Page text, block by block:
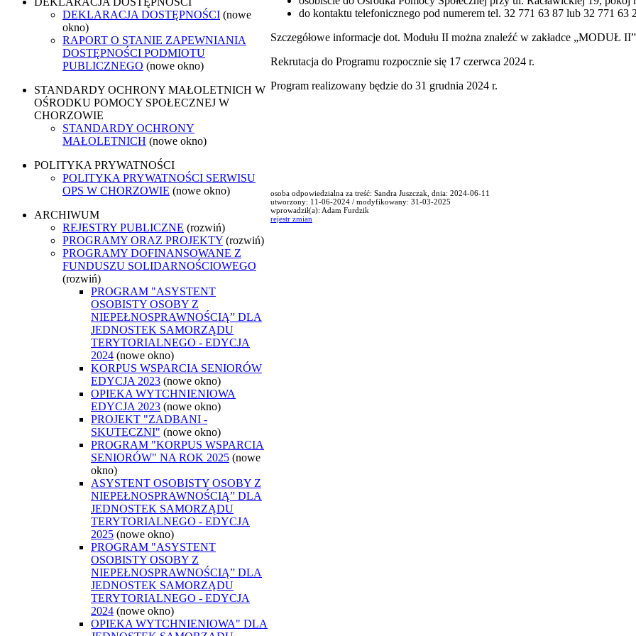
DEKLARACJA DOSTĘPNOŚCI (nowe
okno)
RAPORT O STANIE ZAPEWNIANIA
DOSTĘPNOŚCI PODMIOTU
PUBLICZNEGO (nowe okno)
STANDARDY OCHRONY MAŁOLETNICH W
OŚRODKU POMOCY SPOŁECZNEJ W
CHORZOWIE
STANDARDY OCHRONY
MAŁOLETNICH (nowe okno)
POLITYKA PRYWATNOŚCI
POLITYKA PRYWATNOŚCI SERWISU
OPS W CHORZOWIE (nowe okno)
ARCHIWUM
REJESTRY PUBLICZNE (rozwiń)
PROGRAMY ORAZ PROJEKTY (rozwiń)
PROGRAMY DOFINANSOWANE Z
FUNDUSZU SOLIDARNOŚCIOWEGO
(rozwiń)
PROGRAM "ASYSTENT
OSOBISTY OSOBY Z
NIEPEŁNOSPRAWNOŚCIĄ” DLA
JEDNOSTEK SAMORZĄDU
TERYTORIALNEGO - EDYCJA
2024 (nowe okno)
KORPUS WSPARCIA SENIORÓW
EDYCJA 2023 (nowe okno)
OPIEKA WYTCHNIENIOWA
EDYCJA 2023 (nowe okno)
PROJEKT "ZADBANI -
SKUTECZNI" (nowe okno)
PROGRAM "KORPUS WSPARCIA
SENIORÓW" NA ROK 2025 (nowe
okno)
ASYSTENT OSOBISTY OSOBY Z
NIEPEŁNOSPRAWNOŚCIĄ” DLA
JEDNOSTEK SAMORZĄDU
TERYTORIALNEGO - EDYCJA
2025 (nowe okno)
PROGRAM "ASYSTENT
OSOBISTY OSOBY Z
NIEPEŁNOSPRAWNOŚCIĄ” DLA
JEDNOSTEK SAMORZĄDU
TERYTORIALNEGO - EDYCJA
2024 (nowe okno)
OPIEKA WYTCHNIENIOWA" DLA
do kontaktu telefonicznego pod numerem tel. 32 771 63 87 lub 32 771 63
Szczegółowe informacje dot. Modułu II można znaleźć w zakładce „MODUŁ II”
Rekrutacja do Programu rozpocznie się 17 czerwca 2024 r.
Program realizowany będzie do 31 grudnia 2024 r.
osoba odpowiedzialna za treść: Sandra Juszczak, dnia: 2024-06-11
utworzony: 11-06-2024 / modyfikowany: 31-03-2025
wprowadził(a): Adam Furdzik
rejestr zmian